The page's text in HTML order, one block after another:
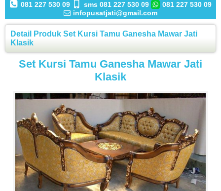
081 227 530 09 sms 081 227 530 09
081 227 530 09
infopusatjati@gmail.com
Detail Produk Set Kursi Tamu Ganesha Mawar Jati
Klasik
Set Kursi Tamu Ganesha Mawar Jati
Klasik